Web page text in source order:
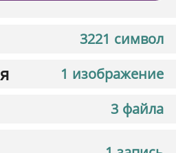
3221 символ
1 изображение
3 файла